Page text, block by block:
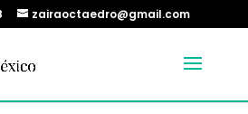
zairaoctaedro@gmail.com